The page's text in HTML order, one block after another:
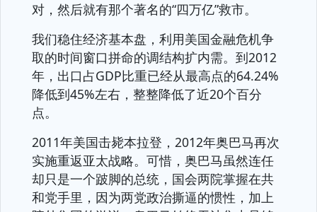
对，然后就有那个著名的“四万亿”救市。
我们稳住经济基本盘，利用美国金融危机争
取的时间窗口拼命的调结构扩内需。到2012
年，出口占GDP比重已经从最高点的64.24%
降低到45%左右，整整降低了近20个百分
点。
2011年美国击毙本拉登，2012年奥巴马再次
实施重返亚太战略。可惜，奥巴马虽然连任
却只是一个跛脚的总统，国会两院掌握在共
和党手里，因为两党政治撕逼的惯性，加上